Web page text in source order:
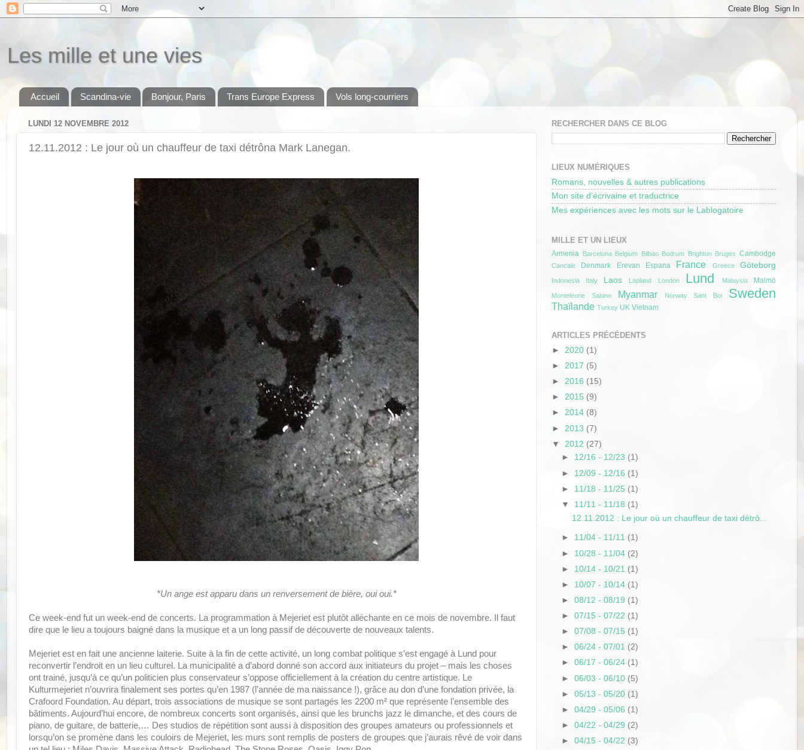
Les mille et une vies
Accueil Scandina-vie Bonjour, Paris Trans Europe Express Vols long-courriers
LUNDI 12 NOVEMBRE 2012
12.11.2012 : Le jour où un chauffeur de taxi détrôna Mark Lanegan.
*Un ange est apparu dans un renversement de bière, oui oui.*
Ce week-end fut un week-end de concerts.
La programmation à Mejeriet est plutôt alléchante en ce mois de novembre. Il faut
dire que le lieu a toujours baigné dans la musique et a un long passif de découverte de nouveaux talents.
Mejeriet est en fait une ancienne laiterie. Suite à la fin de cette activité, un long combat politique s’est engagé à Lund pour
reconvertir l’endroit en un lieu culturel. La municipalité a d’abord donné son accord aux initiateurs du projet – mais les choses
ont trainé, jusqu’à ce qu’un politicien plus conservateur s’oppose officiellement à la création du centre artistique. Le
Kulturmejeriet n’ouvrira finalement ses portes qu’en 1987 (l’année de ma naissance !), grâce au don d’une fondation privée, la
Crafoord Foundation. Au départ, trois associations de musique se sont partagés les 2200 m² que représente l’ensemble des
bâtiments. Aujourd’hui encore, de nombreux concerts sont organisés, ainsi que les brunchs jazz le dimanche, et des cours de
piano, de guitare, de batterie,… Des studios de répétition sont aussi à disposition des groupes amateurs ou professionnels et
lorsqu’on se promène dans les couloirs de Mejeriet, les murs sont remplis de posters de groupes que j’aurais rêvé de voir dans
RECHERCHER DANS CE BLOG
LIEUX NUMÉRIQUES
Romans, nouvelles & autres publications
Mon site d'écrivaine et traductrice
Mes expériences avec les mots sur le Lablogatoire
MILLE ET UN LIEUX
Armenia Barcelona Belgium Bilbao Bodrum Brighton Bruges Cambodge
Cancale Denmark Erevan Espana France Greece Göteborg
Indonesia Italy Laos Lapland London Lund Malaysia Malmö
Monteleone Sabino Myanmar Norway Sant Boi Sweden
Thaïlande Turkey UK Vietnam
ARTICLES PRÉCÉDENTS
► 2020 (1)
► 2017 (5)
► 2016 (15)
► 2015 (9)
► 2014 (8)
► 2013 (7)
▼ 2012 (27)
► 12/16 - 12/23 (1)
► 12/09 - 12/16 (1)
► 11/18 - 11/25 (1)
▼ 11/11 - 11/18 (1)
12.11.2012 : Le jour où un chauffeur de taxi détrô...
► 11/04 - 11/11 (1)
► 10/28 - 11/04 (2)
► 10/14 - 10/21 (1)
► 10/07 - 10/14 (1)
►08/12 - 08/19 (1)
►07/15 - 07/22 (1)
►07/08 - 07/15 (1)
►06/24 - 07/01 (2)
►06/17 - 06/24 (1)
►06/03 - 06/10 (5)
►05/13 - 05/20 (1)
►04/29 - 05/06 (1)
►04/22 - 04/29 (2)
►04/15 - 04/22 (3)